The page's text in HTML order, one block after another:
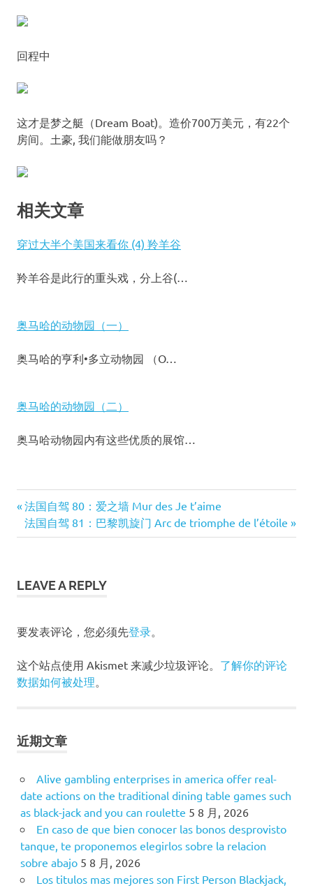
回程中
这才是梦之艇（Dream Boat)。造价700万美元，有22个
房间。土豪, 我们能做朋友吗？
相关文章
穿过大半个美国来看你 (4) 羚羊谷
羚羊谷是此行的重头戏，分上谷(…
奥马哈的动物园（一）
奥马哈的亨利•多立动物园 （O…
奥马哈的动物园（二）
奥马哈动物园内有这些优质的展馆…
Grand
Canyon
Lake
峡
威
湖
文
导
Previous
Post:
法国自驾 80：爱之墙 Mur des Je t’aime
Next
Post:
法国自驾 81：巴黎凯旋门 Arc de triomphe de l’étoile
LEAVE A REPLY
要发表评论，您必须先登录。
这个站点使用 Akismet 来减少垃圾评论。 了解你的评论
数据如何被处理。
近期文章
Alive gambling enterprises in america offer real-
date actions on the traditional dining table games such
as black-jack and you can roulette 5 8 月, 2026
En caso de que bien conocer las bonos desprovisto
tanque, te proponemos elegirlos sobre la relacion
sobre abajo 5 8 月, 2026
Los titulos mas mejores son First Person Blackjack,